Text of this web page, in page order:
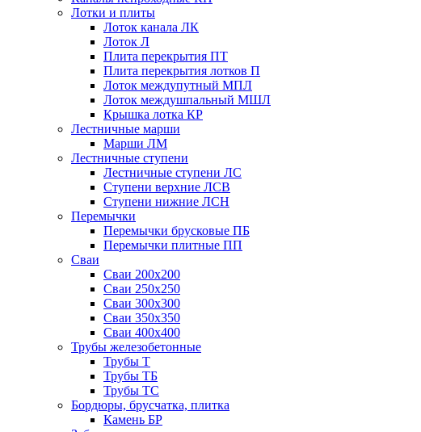
Лотки и плиты
Лоток канала ЛК
Лоток Л
Плита перекрытия ПТ
Плита перекрытия лотков П
Лоток междупутный МПЛ
Лоток междушпальный МШЛ
Крышка лотка КР
Лестничные марши
Марши ЛМ
Лестничные ступени
Лестничные ступени ЛС
Ступени верхние ЛСВ
Ступени нижние ЛСН
Перемычки
Перемычки брусковые ПБ
Перемычки плитные ПП
Сваи
Сваи 200х200
Сваи 250х250
Сваи 300х300
Сваи 350х350
Сваи 400х400
Трубы железобетонные
Трубы Т
Трубы ТБ
Трубы ТС
Бордюры, брусчатка, плитка
Камень БР